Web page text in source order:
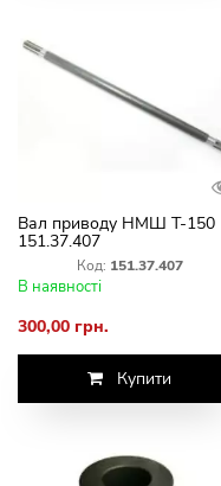
Вал приводу НМШ Т-150
151.37.407
Код: 151.37.407
В наявності
300,00 грн.
Купити